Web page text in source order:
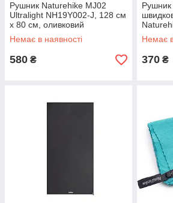
Рушник Naturehike MJ02
Ultralight NH19Y002-J, 128 см
х 80 см, оливковий
Немає в наявності
580 ₴
Рушник
100*30,
Немає
370 ₴